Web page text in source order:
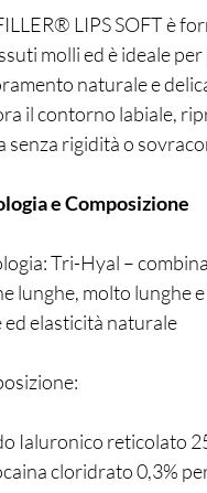
LIPS SOFT è
molli ed è ideale
naturale e
il contorno labiale,
senza rigidità o
e Composizione
Tri-Hyal –
lunghe, molto lunghe
ed elasticità naturale
Ialuronico reticolato
cloridrato 0,3%